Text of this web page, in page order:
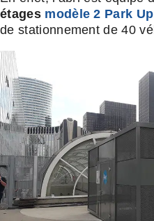
étages modèle 2 Park Up
de stationnement de 40